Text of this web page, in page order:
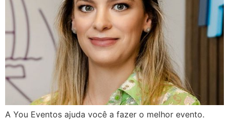
A You Eventos ajuda você a fazer o melhor evento.